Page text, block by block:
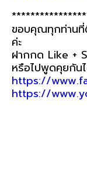
ขอบคุณทุกท่านที่
ค่ะ
ฝากกด Like +
หรือไปพูดคุยกัน
https://
https://